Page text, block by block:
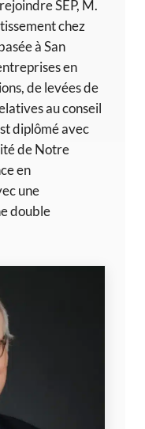
SEP, M.
chez
à San
en
de levées de
au conseil
diplômé avec
de Notre
en
une
double